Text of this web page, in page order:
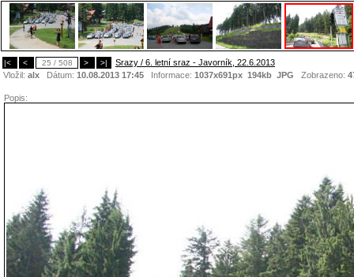
|< < 25 / 508 > >|
Srazy / 6. letní sraz - Javorník, 22.6.2013
Vložil: alx Dátum: 10.08.2013 17:45 Informace: 1037x691px 194kb JPG Zobrazeno:
Popis: